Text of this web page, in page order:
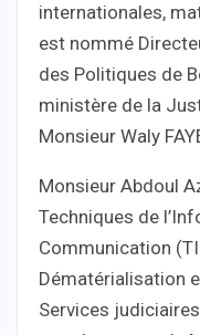
internationales,
est nommé
des Politiques de
ministère de la
Monsieur Waly
Monsieur Abdoul
Techniques de
Communication
Dématérialisation
Services